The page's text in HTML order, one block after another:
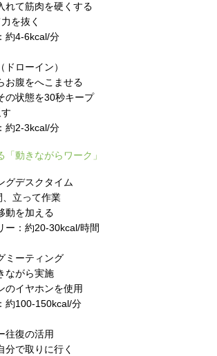
れて筋肉を硬くする
を抜く
約4-6kcal/分
ローイン）
お腹をへこませる
の状態を30秒キープ
約2-3kcal/分
動きながらワーク」
グデスクタイム
、立って作業
動を加える
ー：約20-30kcal/時間
ミーティング
ながら実施
のイヤホンを使用
約100-150kcal/分
往復の活用
分で取りに行く